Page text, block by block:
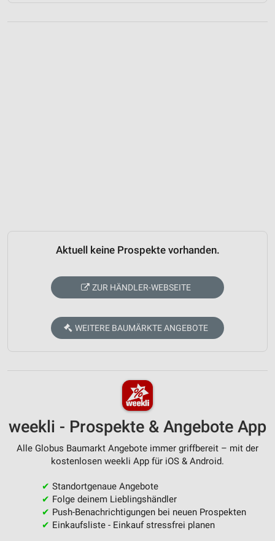
Aktuell keine Prospekte vorhanden.
ZUR HÄNDLER-WEBSEITE
WEITERE BAUMÄRKTE ANGEBOTE
weekli - Prospekte & Angebote App
Alle Globus Baumarkt Angebote immer griffbereit – mit der
kostenlosen weekli App für iOS & Android.
✔ Standortgenaue Angebote
✔ Folge deinem Lieblingshändler
✔ Push-Benachrichtigungen bei neuen Prospekten
✔ Einkaufsliste - Einkauf stressfrei planen